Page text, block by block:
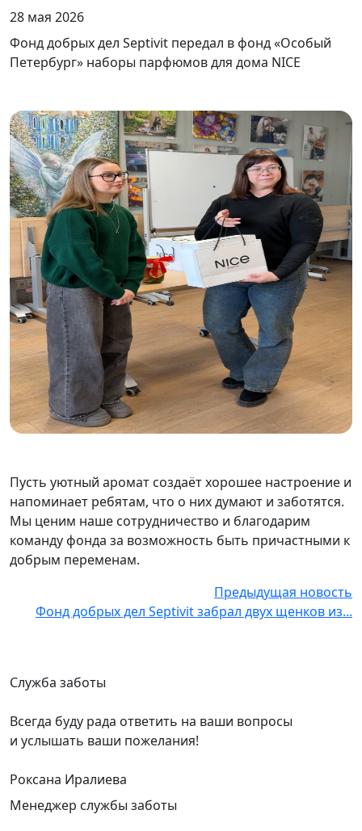
28 мая 2026
Фонд добрых дел Septivit передал в фонд «Особый
Петербург» наборы парфюмов для дома NICE
Пусть уютный аромат создаёт хорошее настроение и
напоминает ребятам, что о них думают и заботятся.
Мы ценим наше сотрудничество и благодарим
команду фонда за возможность быть причастными к
добрым переменам.
Предыдущая новость
Фонд добрых дел Septivit забрал двух щенков из...
Служба заботы
Всегда буду рада ответить на ваши вопросы
и услышать ваши пожелания!
Роксана Иралиева
Менеджер службы заботы